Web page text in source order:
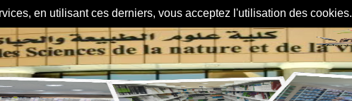
en utilisant ces derniers, vous acceptez l'utilisation des cookies.